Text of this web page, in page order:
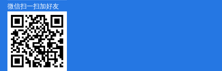
微信扫一扫加好友